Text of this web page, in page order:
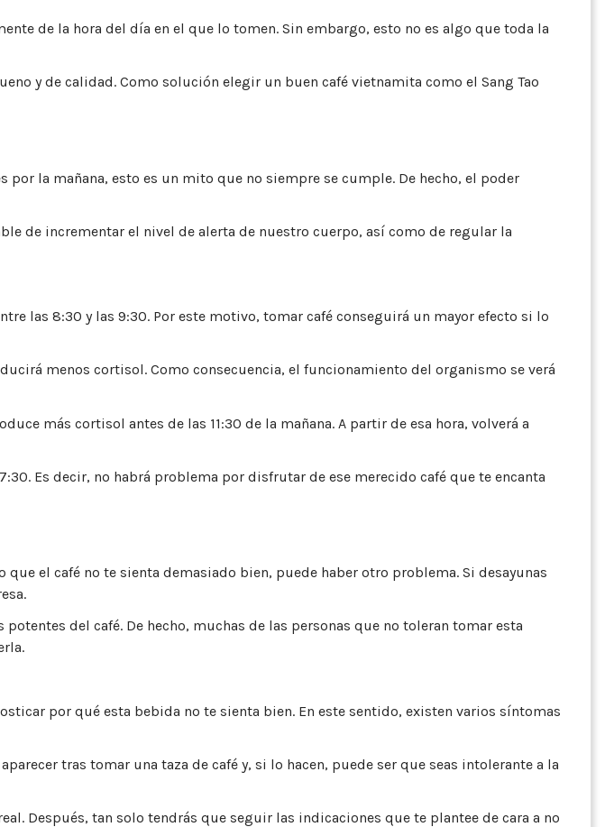
de la hora del día en el que lo tomen. Sin embargo, esto no es algo que toda la
y de calidad. Como solución elegir un buen café vietnamita como el Sang Tao
la mañana, esto es un mito que no siempre se cumple. De hecho, el poder
de incrementar el nivel de alerta de nuestro cuerpo, así como de regular la
las 8:30 y las 9:30. Por este motivo, tomar café conseguirá un mayor efecto si lo
menos cortisol. Como consecuencia, el funcionamiento del organismo se verá
más cortisol antes de las 11:30 de la mañana. A partir de esa hora, volverá a
Es decir, no habrá problema por disfrutar de ese merecido café que te encanta
el café no te sienta demasiado bien, puede haber otro problema. Si desayunas
del café. De hecho, muchas de las personas que no toleran tomar esta
por qué esta bebida no te sienta bien. En este sentido, existen varios síntomas
tras tomar una taza de café y, si lo hacen, puede ser que seas intolerante a la
Después, tan solo tendrás que seguir las indicaciones que te plantee de cara a no